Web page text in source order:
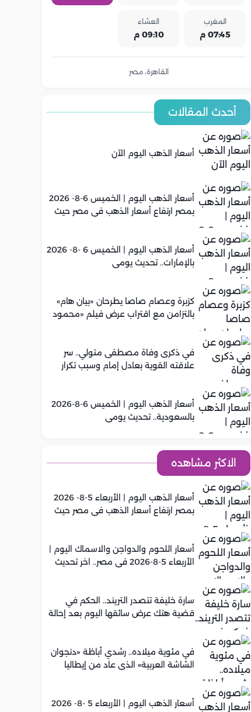
المغرب
07:45 م
العشاء
09:10 م
القاهرة، مصر
أحدث المقالات
أسعار الذهب اليوم الآن
أسعار الذهب اليوم | الخميس 6-8- 2026
بمصر ارتفاع أسعار الذهب في مصر حيث
أسعار الذهب اليوم | الخميس 6 -8- 2026
بالإمارات.. تحديث يومي
كزبرة وعصام صاصا يطرحان «بيان هام»
بالتزامن مع اقتراب عرض فيلم «محمود
في ذكرى وفاة مصطفى متولي.. سر
علاقته القوية بعادل إمام وسبب تكرار
أسعار الذهب اليوم | الخميس 6-8-2026
بالسعودية.. تحديث يومي
الاكثر مشاهده
أسعار الذهب اليوم | الأربعاء 5-8- 2026
بمصر ارتفاع أسعار الذهب في مصر حيث
أسعار اللحوم والدواجن والاسماك اليوم |
الأربعاء 5-8-2026 في مصر.. اخر تحديث
سارة خليفة تتصدر التريند.. الحكم في
قضية هتك عرض سائقها اليوم بعد إحالة
في مئوية ميلاده.. رشدي أباظة «دنجوان
الشاشة العربية» الذي عاد من إيطاليا
أسعار الذهب اليوم | الأربعاء 5 -8- 2026